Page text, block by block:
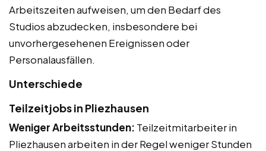
Arbeitszeiten aufweisen, um den Bedarf des
Studios abzudecken, insbesondere bei
unvorhergesehenen Ereignissen oder
Personalausfällen.
Unterschiede
Teilzeitjobs in Pliezhausen
Weniger Arbeitsstunden: Teilzeitmitarbeiter in
Pliezhausen arbeiten in der Regel weniger Stunden